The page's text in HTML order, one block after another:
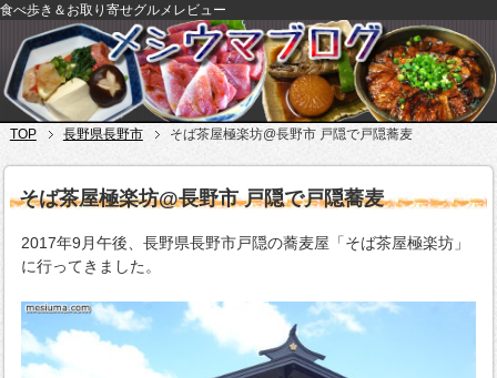
食べ歩き＆お取り寄せグルメレビュー
TOP 長野県長野市 そば茶屋極楽坊@長野市 戸隠で戸隠蕎麦
そば茶屋極楽坊@長野市 戸隠で戸隠蕎麦
2017年9月午後、長野県長野市戸隠の蕎麦屋「そば茶屋極楽坊」
に行ってきました。